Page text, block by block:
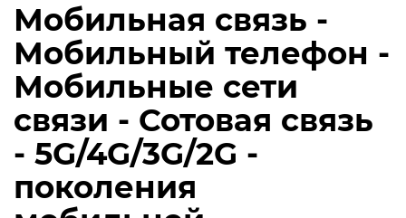
Мобильная связь -
Мобильный телефон -
Мобильные сети
связи - Сотовая связь
- 5G/4G/3G/2G -
поколения